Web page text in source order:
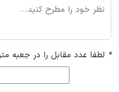
* لطفا عدد مقابل را در جعبه